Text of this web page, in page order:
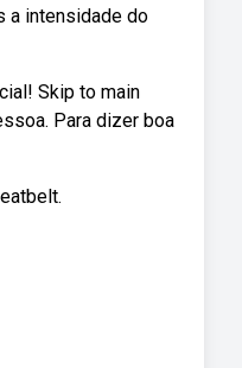
a intensidade do
Skip to main
Para dizer boa